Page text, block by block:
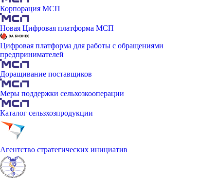
Корпорация МСП
Новая Цифровая платформа МСП
Цифровая платформа для работы с обращениями
предпринимателей
Доращивание поставщиков
Меры поддержки сельхозкооперации
Каталог сельзхозпродукции
Агентство стратегических инициатив